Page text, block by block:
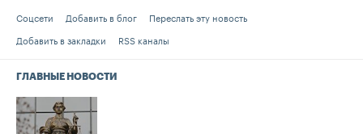
Соцсети Добавить в блог
Переслать эту новость
Добавить в закладки
RSS каналы
ГЛАВНЫЕ НОВОСТИ